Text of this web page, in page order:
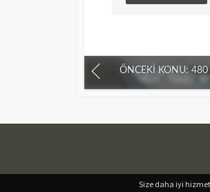
ÖNCEKI KONU: 480
Size daha iyi